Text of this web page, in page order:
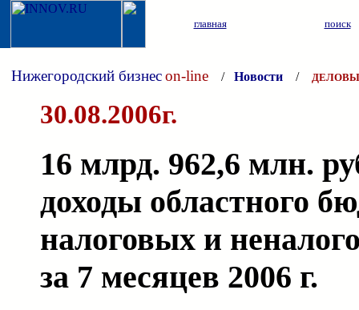
главная поиск
Нижегородский бизнесon-line / Новости /
30.08.2006г.
16 млрд. 962,6 млн.
доходы областного
налоговых и
за 7 месяцев 2006 г.